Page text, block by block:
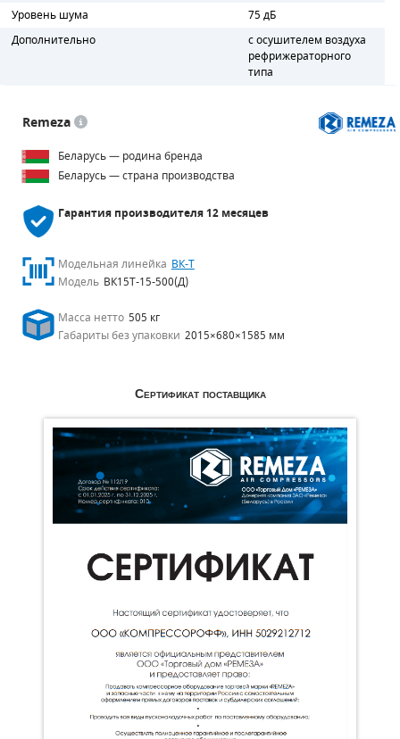
Уровень шума
75 дБ
Дополнительно
с осушителем воздуха
рефрижераторного
типа
Remeza
Беларусь — родина бренда
Беларусь — страна производства
Гарантия производителя12 месяцев
Модельная линейка ВК-Т
Модель ВК15Т-15-500(Д)
Масса нетто 505 кг
Габариты без упаковки 2015×680×1585 мм
Сертификат поставщика